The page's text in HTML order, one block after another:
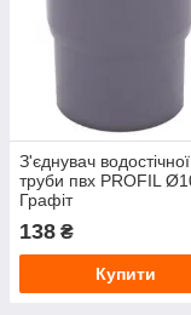
З'єднувач водостічної
труби пвх PROFIL
Графіт
138 ₴
Купити